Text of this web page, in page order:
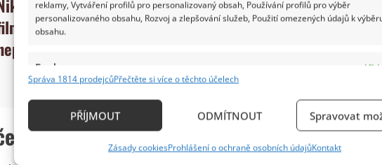
reklamy, Vytváření profilů pro personalizovaný obsah, Používání profilů pro výběr
personalizovaného obsahu, Rozvoj a zlepšování služeb, Použití omezených údajů k
obsahu.
Funkce
Identifikace zařízení na základě automaticky přenášených informací.
základě aktivně vyžádaných informací.
Správa 1814 prodejcůPřečtěte si více o těchto účelech
PŘÍJMOUT ODMÍTNOUT Spravovat
Zásady cookiesProhlášení o ochraně osobních údajůKontakt
Leitgeb schytala kritiku od autorky předlohy k
Zápisník alkoholičky. Pití alkoholu k mateřství